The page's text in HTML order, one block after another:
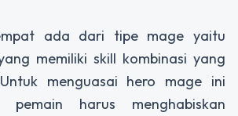
ada dari tipe mage yaitu
memiliki skill kombinasi yang
menguasai hero mage ini
pemain harus menghabiskan